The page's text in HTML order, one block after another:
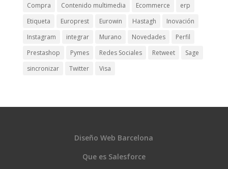
Compra
Contenido multimedia Ecommerce
erp
Etiqueta
Europrest Eurowin Hastagh
Inovación
Instagram
integrar Murano Novedades
Perfil
Prestashop
Pymes Redes Sociales Retweet
Sage
sincronizar
Twitter Visa
Diseño Web Barcelona
Que es Salesforce